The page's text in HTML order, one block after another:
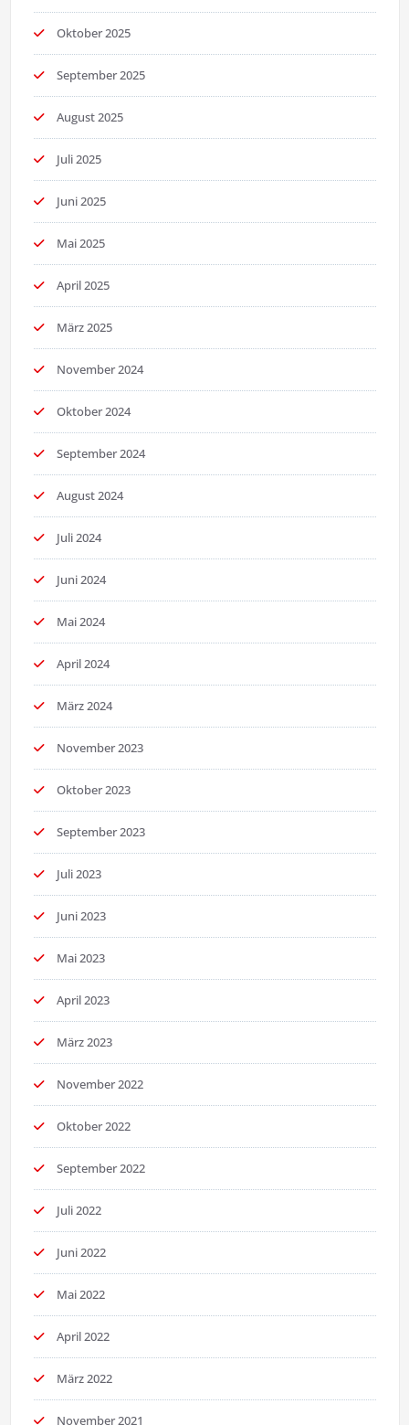
Oktober 2025
September 2025
August 2025
Juli 2025
Juni 2025
Mai 2025
April 2025
März 2025
November 2024
Oktober 2024
September 2024
August 2024
Juli 2024
Juni 2024
Mai 2024
April 2024
März 2024
November 2023
Oktober 2023
September 2023
Juli 2023
Juni 2023
Mai 2023
April 2023
März 2023
November 2022
Oktober 2022
September 2022
Juli 2022
Juni 2022
Mai 2022
April 2022
März 2022
November 2021